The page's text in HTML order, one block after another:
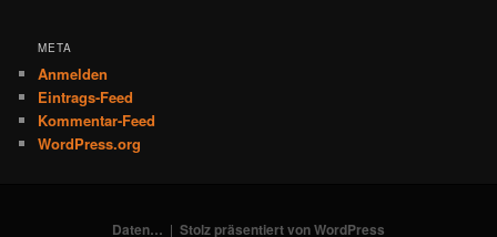
META
Anmelden
Eintrags-Feed
Kommentar-Feed
WordPress.org
Daten… Stolz präsentiert von WordPress